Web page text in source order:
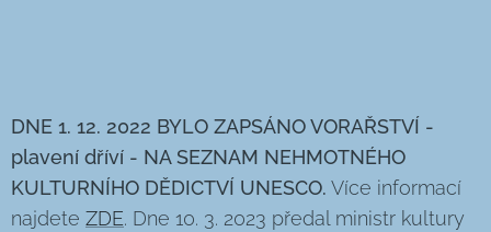
DNE 1. 12. 2022 BYLO ZAPSÁNO VORAŘSTVÍ -
plavení dříví - NA SEZNAM NEHMOTNÉHO
KULTURNÍHO DĚDICTVÍ UNESCO. Více informací
najdete ZDE. Dne 10. 3. 2023 předal ministr kultury